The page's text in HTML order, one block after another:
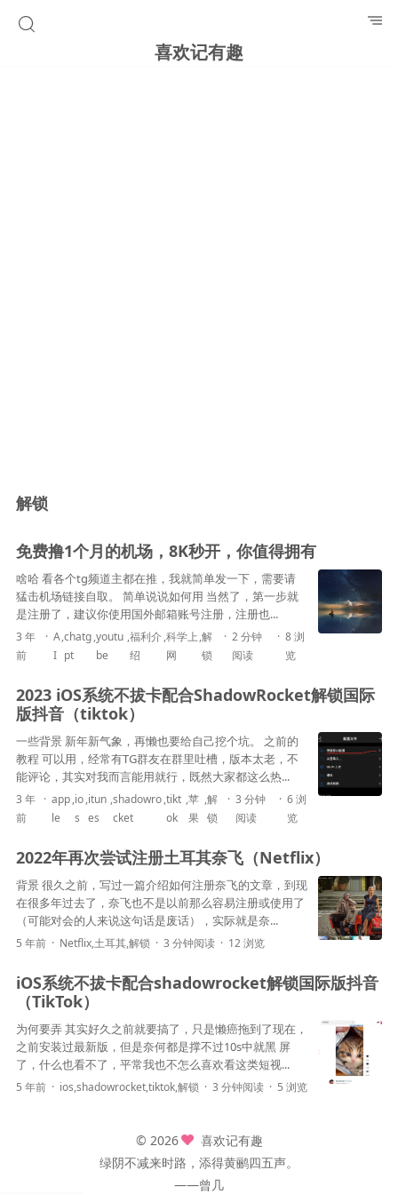
喜欢记有趣
解锁
免费撸1个月的机场，8K秒开，你值得拥有
啥哈 看各个tg频道主都在推，我就简单发一下，需要请
猛击机场链接自取。 简单说说如何用 当然了，第一步就
是注册了，建议你使用国外邮箱账号注册，注册也...
3 年
前
A
I
,chatg
pt
,youtu
be
,福利介
绍
,科学上
网
,解
锁
2 分钟
阅读
8 浏
览
2023 iOS系统不拔卡配合ShadowRocket解锁国际
版抖音（tiktok）
一些背景 新年新气象，再懒也要给自己挖个坑。 之前的
教程 可以用，经常有TG群友在群里吐槽，版本太老，不
能评论，其实对我而言能用就行，既然大家都这么热...
3 年
前
app
le
,io
s
,itun
es
,shadowro
cket
,tikt
ok
,苹
果
,解
锁
3 分钟
阅读
6 浏
览
2022年再次尝试注册土耳其奈飞（Netflix）
背景 很久之前，写过一篇介绍如何注册奈飞的文章，到现
在很多年过去了，奈飞也不是以前那么容易注册或使用了
（可能对会的人来说这句话是废话），实际就是奈...
5 年前 Netflix,土耳其,解锁 3 分钟阅读 12 浏览
iOS系统不拔卡配合shadowrocket解锁国际版抖音
（TikTok）
为何要弄 其实好久之前就要搞了，只是懒癌拖到了现在，
之前安装过最新版，但是奈何都是撑不过10s中就黑 屏
了，什么也看不了，平常我也不怎么喜欢看这类短视...
5 年前 ios,shadowrocket,tiktok,解锁 3 分钟阅读 5 浏览
© 2026
喜欢记有趣
绿阴不减来时路，添得黄鹂四五声。
——曾几